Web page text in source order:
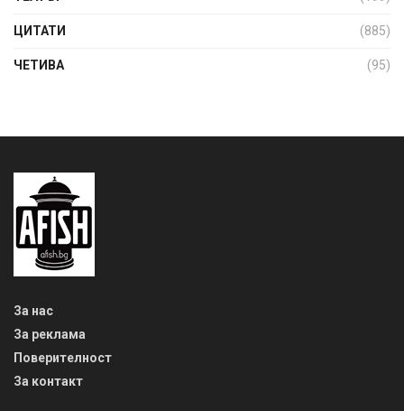
ЦИТАТИ (885)
ЧЕТИВА (95)
За нас
За реклама
Поверителност
За контакт